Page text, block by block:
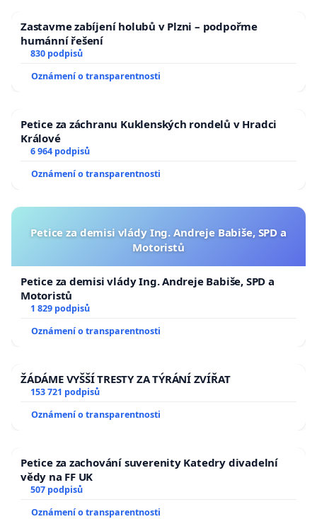
Zastavme zabíjení holubů v Plzni – podpořme
humánní řešení
830 podpisů
Oznámení o transparentnosti
Petice za záchranu Kuklenských rondelů v Hradci
Králové
6 964 podpisů
Oznámení o transparentnosti
Petice za demisi vlády Ing. Andreje Babiše, SPD a
Motoristů
Petice za demisi vlády Ing. Andreje Babiše, SPD a
Motoristů
1 829 podpisů
Oznámení o transparentnosti
ŽÁDÁME VYŠŠÍ TRESTY ZA TÝRÁNÍ ZVÍŘAT
153 721 podpisů
Oznámení o transparentnosti
Petice za zachování suverenity Katedry divadelní
vědy na FF UK
507 podpisů
Oznámení o transparentnosti